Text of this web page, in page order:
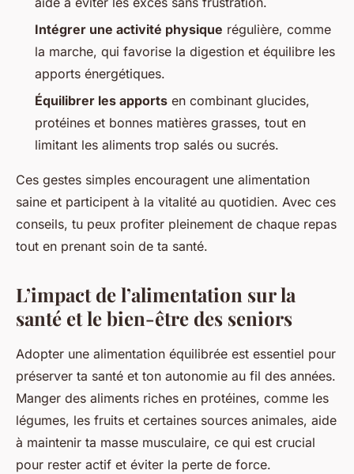
Intégrer une activité physique régulière, comme
la marche, qui favorise la digestion et équilibre les
apports énergétiques.
Équilibrer les apports en combinant glucides,
protéines et bonnes matières grasses, tout en
limitant les aliments trop salés ou sucrés.
Ces gestes simples encouragent une alimentation
saine et participent à la vitalité au quotidien. Avec ces
conseils, tu peux profiter pleinement de chaque repas
tout en prenant soin de ta santé.
L’impact de l’alimentation sur la
santé et le bien-être des seniors
Adopter une alimentation équilibrée est essentiel pour
préserver ta santé et ton autonomie au fil des années.
Manger des aliments riches en protéines, comme les
légumes, les fruits et certaines sources animales, aide
à maintenir ta masse musculaire, ce qui est crucial
pour rester actif et éviter la perte de force.